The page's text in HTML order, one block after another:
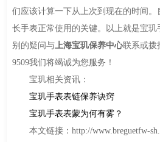
们应该计算一下从上次到现在的时间
长手表正常使用的关键。以上就是宝
别的疑问与上海宝玑保养中心联系或拨
9509我们将竭诚为您服务！
宝玑相关资讯：
宝玑手表表链保养诀窍
宝玑手表表蒙为何有雾？
本文链接：http://www.breguetfw-